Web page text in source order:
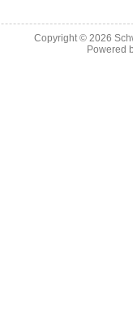
Copyright © 2026
Powered